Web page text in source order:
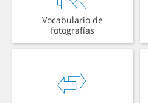
Vocabulario de
fotografías